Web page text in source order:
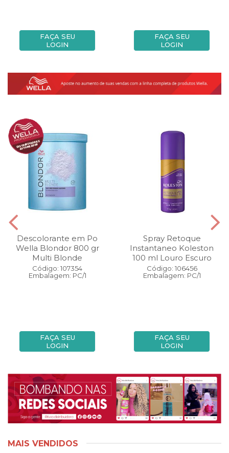
FAÇA SEU
LOGIN
FAÇA SEU
LOGIN
Descolorante em Po
Wella Blondor 800 gr
Multi Blonde
Código: 107354
Embalagem: PC/1
FAÇA SEU
LOGIN
Spray Retoque
Instantaneo Koleston
100 ml Louro Escuro
Código: 106456
Embalagem: PC/1
FAÇA SEU
LOGIN
MAIS VENDIDOS